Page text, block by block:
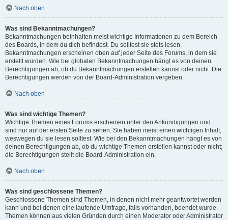
Nach oben
Was sind Bekanntmachungen?
Bekanntmachungen beinhalten meist wichtige Informationen zu dem Bereich
des Boards, in dem du dich befindest. Du solltest sie stets lesen.
Bekanntmachungen erscheinen oben auf jeder Seite des Forums, in dem sie
erstellt wurden. Wie bei globalen Bekanntmachungen hängt es von deinen
Berechtigungen ab, ob du Bekanntmachungen erstellen kannst oder nicht. Die
Berechtigungen werden von der Board-Administration vergeben.
Nach oben
Was sind wichtige Themen?
Wichtige Themen eines Forums erscheinen unter den Ankündigungen und
sind nur auf der ersten Seite zu sehen. Sie haben meist einen wichtigen Inhalt,
weswegen du sie lesen solltest. Wie bei den Bekanntmachungen hängt es von
deinen Berechtigungen ab, ob du wichtige Themen erstellen kannst oder nicht;
die Berechtigungen stellt die Board-Administration ein.
Nach oben
Was sind geschlossene Themen?
Geschlossene Themen sind Themen, in denen nicht mehr geantwortet werden
kann und bei denen eine laufende Umfrage, falls vorhanden, beendet wurde.
Themen können aus vielen Gründen durch einen Moderator oder Administrator